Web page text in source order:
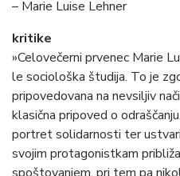
– Marie Luise Lehner
kritike
»Celovečerni prvenec Marie
le sociološka študija. To je
pripovedovana na nevsiljiv
klasična pripoved o
portret solidarnosti ter
svojim protagonistkam